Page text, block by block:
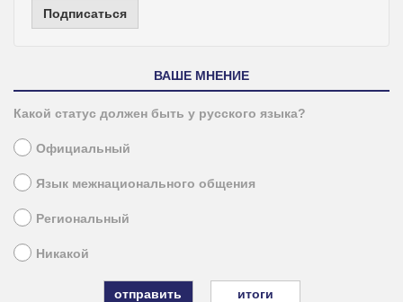
Подписаться
ВАШЕ МНЕНИЕ
Какой статус должен быть у русского языка?
Официальный
Язык межнационального общения
Региональный
Никакой
итоги